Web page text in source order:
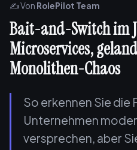
✍️ Von RolePilot Team
Bait-and-Switch im
Microservices,
Monolithen-Chaos
So erkennen Sie die
Unternehmen
versprechen, aber